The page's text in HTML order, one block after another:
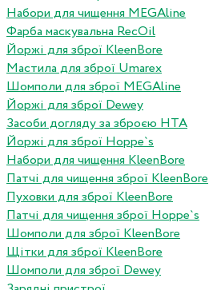
Набори для чищення MEGAline
Фарба маскувальна RecOil
Йоржі для зброї KleenBore
Мастила для зброї Umarex
Шомполи для зброї MEGAline
Йоржі для зброї Dewey
Засоби догляду за зброєю HTA
Йоржі для зброї Hoppe`s
Набори для чищення KleenBore
Патчі для чищення зброї KleenBore
Пуховки для зброї KleenBore
Патчі для чищення зброї Hoppe`s
Шомполи для зброї KleenBore
Щітки для зброї KleenBore
Шомполи для зброї Dewey